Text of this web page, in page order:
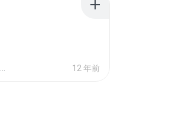
12 年前